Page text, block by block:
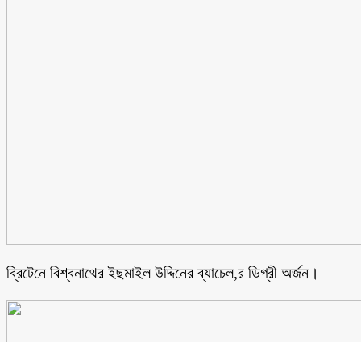
ব্রিটেনে বিশ্বনাথের ইছমাইল উদ্দিনের ব্যাচেল,র ডিগ্রী অর্জন।